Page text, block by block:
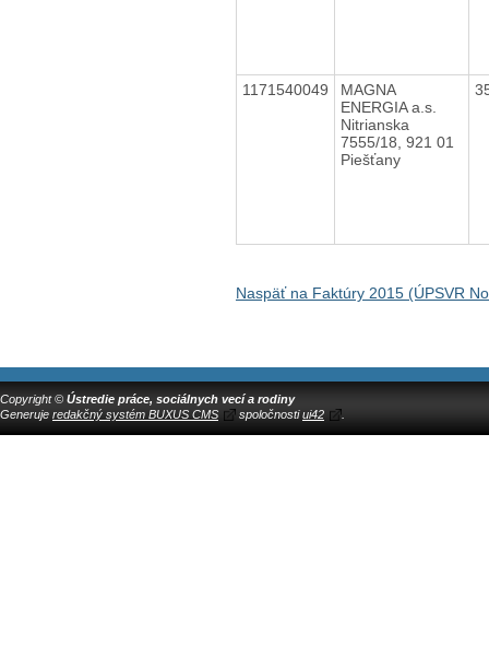
1171540049
MAGNA
ENERGIA a.s.
Nitrianska
7555/18, 921 01
Piešťany
Naspäť na Faktúry 2015 (ÚPSVR
Copyright © Ústredie práce, sociálnych vecí a rodiny
Generuje redakčný systém BUXUS CMS spoločnostiui42